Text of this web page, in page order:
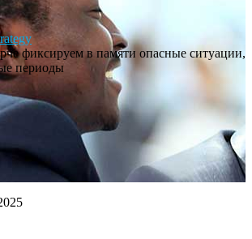
фиксируем в памяти опасные ситуации,
периоды